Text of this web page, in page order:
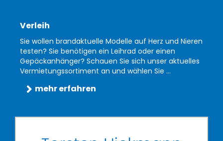
Verleih
Sie wollen brandaktuelle Modelle auf Herz und Nieren
testen? Sie benötigen ein Leihrad oder einen
Gepäckanhänger? Schauen Sie sich unser aktuelles
Vermietungssortiment an und wählen Sie ...
mehr erfahren